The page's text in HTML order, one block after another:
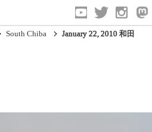
South Chiba January 22, 2010 和田